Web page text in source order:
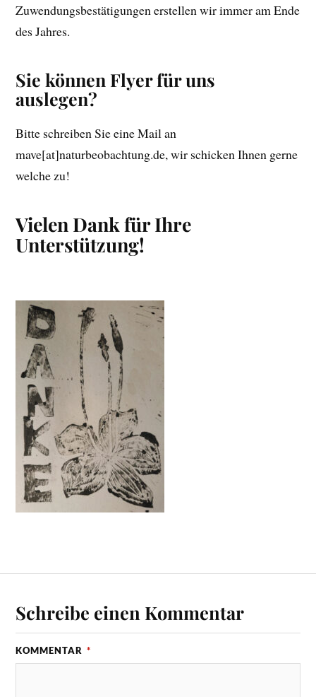
Zuwendungsbestätigungen erstellen wir immer am Ende
des Jahres.
Sie können Flyer für uns
auslegen?
Bitte schreiben Sie eine Mail an
mave[at]naturbeobachtung.de, wir schicken Ihnen gerne
welche zu!
Vielen Dank für Ihre
Unterstützung!
Schreibe einen Kommentar
KOMMENTAR *